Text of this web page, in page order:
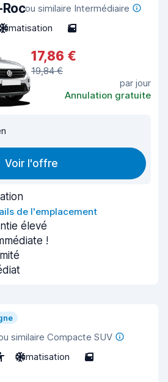
ou similaire Intermédiaire
5
17,86 €
19,84 €
par jour
Annulation gratuite
Voir l'offre
de l'emplacement
élevé
!
similaire Compacte SUV
Climatisation 5